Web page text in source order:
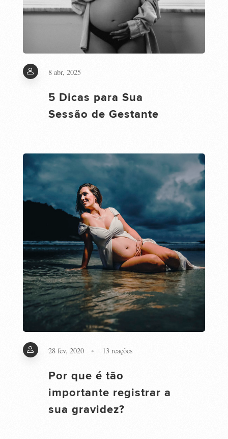
8 abr, 2025
5 Dicas para Sua
Sessão de Gestante
28 fev, 2020 13 reações
Por que é tão
importante registrar a
sua gravidez?